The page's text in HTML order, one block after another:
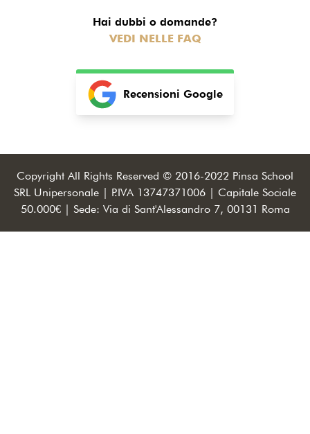
Hai dubbi o domande?
VEDI NELLE FAQ
Recensioni Google
Copyright All Rights Reserved © 2016-2022 Pinsa School
SRL Unipersonale | P.IVA 13747371006 | Capitale Sociale
50.000€ | Sede: Via di Sant'Alessandro 7, 00131 Roma